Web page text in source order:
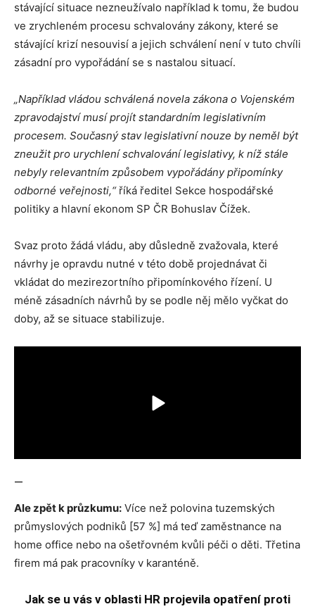
stávající situace nezneužívalo například k tomu, že budou
ve zrychleném procesu schvalovány zákony, které se
stávající krizí nesouvisí a jejich schválení není v tuto chvíli
zásadní pro vypořádání se s nastalou situací.
„Například vládou schválená novela zákona o Vojenském
zpravodajství musí projít standardním legislativním
procesem. Současný stav legislativní nouze by neměl být
zneužit pro urychlení schvalování legislativy, k níž stále
nebyly relevantním způsobem vypořádány připomínky
odborné veřejnosti,“ říká ředitel Sekce hospodářské
politiky a hlavní ekonom SP ČR Bohuslav Čížek.
Svaz proto žádá vládu, aby důsledně zvažovala, které
návrhy je opravdu nutné v této době projednávat či
vkládat do mezirezortního připomínkového řízení. U
méně zásadních návrhů by se podle něj mělo vyčkat do
doby, až se situace stabilizuje.
—
Ale zpět k průzkumu: Více než polovina tuzemských
průmyslových podniků [57 %] má teď zaměstnance na
home office nebo na ošetřovném kvůli péči o děti. Třetina
firem má pak pracovníky v karanténě.
Jak se u vás v oblasti HR projevila opatření proti